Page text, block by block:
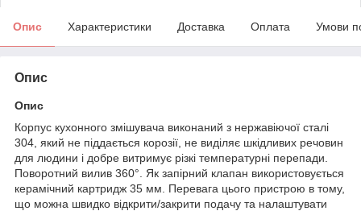
Опис Характеристики Доставка Оплата Умови
Опис
Опис
Корпус кухонного змішувача виконаний з нержавіючої сталі
304, який не піддається корозії, не виділяє шкідливих речовин
для людини і добре витримує різкі температурні перепади.
Поворотний вилив 360°. Як запірний клапан використовується
керамічний картридж 35 мм. Перевага цього пристрою в тому,
що можна швидко відкрити/закрити подачу та налаштувати